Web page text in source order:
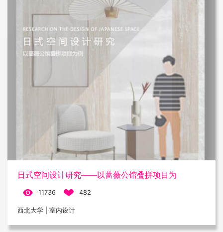
日式空间设计研究——以蔷薇公馆叠拼项目为
11736 482
西北大学 | 室内设计